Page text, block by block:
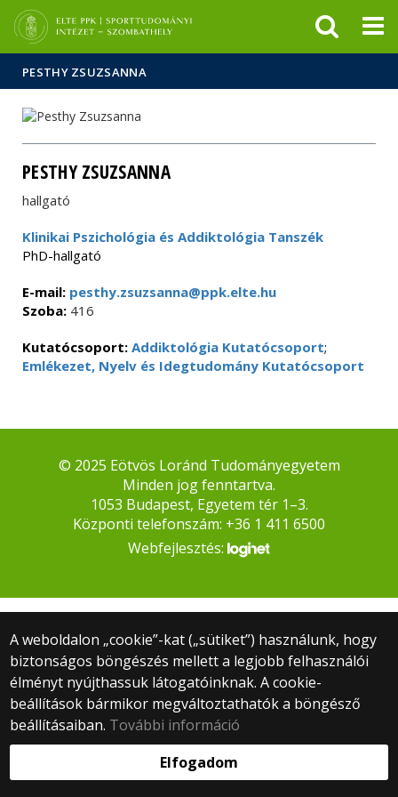
Hírek
Események
ELTE a
sajtóban
PESTHY ZSUZSANNA
PESTHY ZSUZSANNA
hallgató
Klinikai Pszichológia és Addiktológia Tanszék
PhD-hallgató
E-mail: pesthy.zsuzsanna@ppk.elte.hu
Szoba: 416
Kutatócsoport: Addiktológia Kutatócsoport;
Emlékezet, Nyelv és Idegtudomány Kutatócsoport
A weboldalon „cookie”-kat („sütiket”) használunk, hogy
biztonságos böngészés mellett a legjobb felhasználói
élményt nyújthassuk látogatóinknak. A cookie-
beállítások bármikor megváltoztathatók a böngésző
beállításaiban. További információ
Elfogadom
© 2025 Eötvös Loránd Tudományegyetem
Minden jog fenntartva.
1053 Budapest, Egyetem tér 1–3.
Központi telefonszám: +36 1 411 6500
Webfejlesztés: